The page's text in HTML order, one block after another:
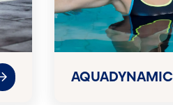
AQUADYNAMIC